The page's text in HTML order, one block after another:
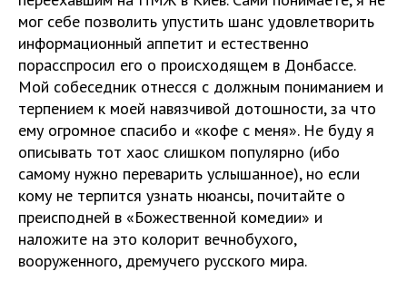
мог себе позволить упустить шанс удовлетворить
информационный аппетит и естественно
порасспросил его о происходящем в Донбассе.
Мой собеседник отнесся с должным пониманием и
терпением к моей навязчивой дотошности, за что
ему огромное спасибо и «кофе с меня». Не буду я
описывать тот хаос слишком популярно (ибо
самому нужно переварить услышанное), но если
кому не терпится узнать нюансы, почитайте о
преисподней в «Божественной комедии» и
наложите на это колорит вечнобухого,
вооруженного, дремучего русского мира.